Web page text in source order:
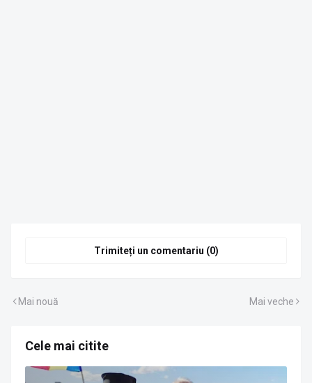
Trimiteți un comentariu (0)
Mai nouă Mai veche
Cele mai citite